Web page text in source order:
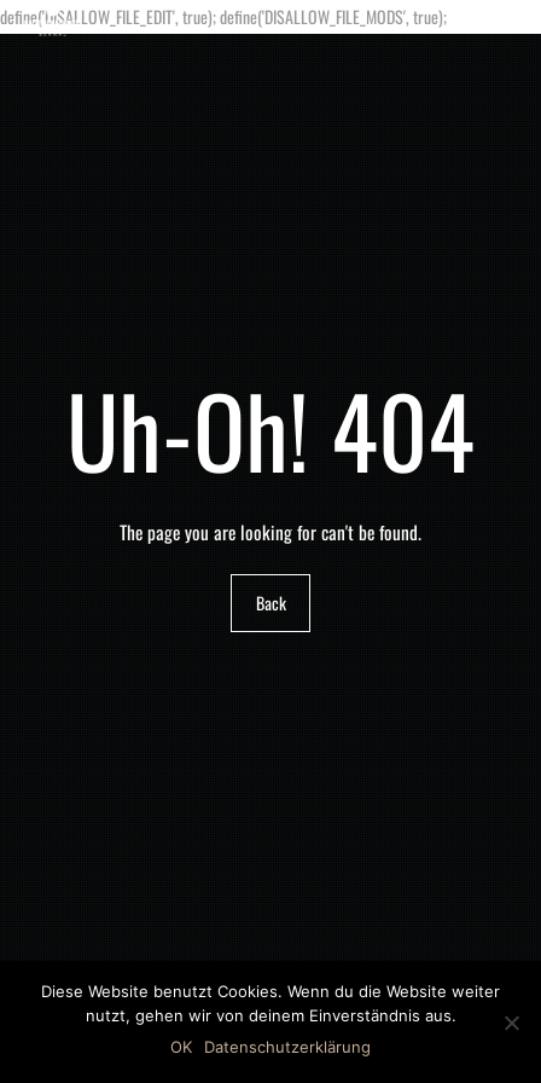
define('DISALLOW_FILE_EDIT', true); define('DISALLOW_FILE_MODS', true);
Uh-Oh! 404
The page you are looking for can't be found.
Back
©2018 MWB – MOTORWAGEN BERNAU GMBH
Diese Website benutzt Cookies. Wenn du die Website weiter
nutzt, gehen wir von deinem Einverständnis aus.
OK
Datenschutzerklärung